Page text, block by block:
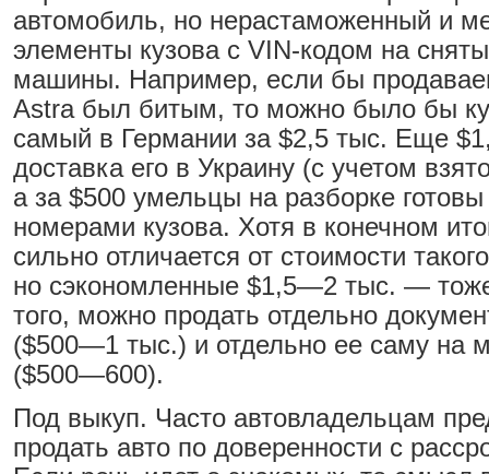
автомобиль, но нерастаможенный и
элементы кузова с VIN-кодом на
машины. Например, если бы
Astra был битым, то можно было бы
самый в Германии за $2,5 тыс. Еще
доставка его в Украину (с учетом
а за $500 умельцы на разборке
номерами кузова. Хотя в конечном
сильно отличается от стоимости
но сэкономленные $1,5—2 тыс. —
того, можно продать отдельно
($500—1 тыс.) и отдельно ее саму на
($500—600).
Под выкуп. Часто автовладельцам
продать авто по доверенности с